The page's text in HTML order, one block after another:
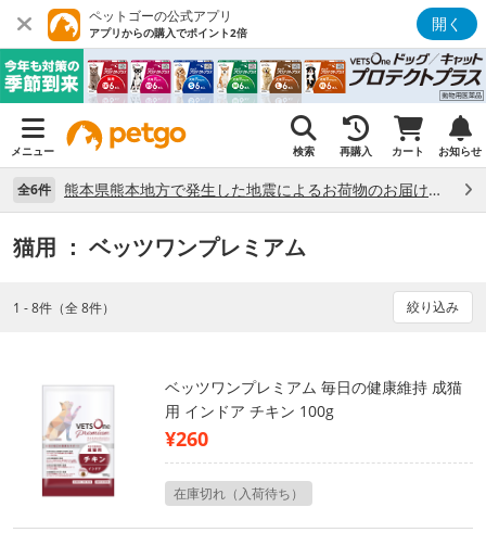
ペットゴーの公式アプリ
アプリからの購入でポイント2倍 開く
メニュー 検索 再購入 カート お知らせ
全6件 熊本県熊本地方で発生した地震によるお荷物のお届け状況について （7/28）
猫用 ： ベッツワンプレミアム
1 - 8件（全 8件） 絞り込み
ベッツワンプレミアム 毎日の健康維持 成猫
用 インドア チキン 100g
¥260
在庫切れ（入荷待ち）